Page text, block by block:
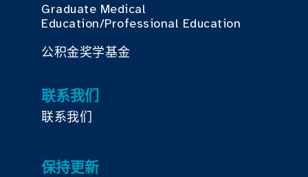
Graduate Medical
Education/Professional Education
公积金奖学基金
联系我们
联系我们
保持更新